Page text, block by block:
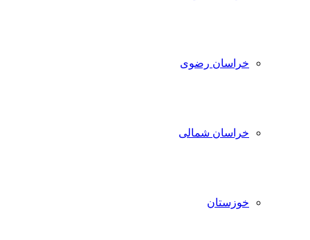
خراسان رضوی
خراسان شمالی
خوزستان